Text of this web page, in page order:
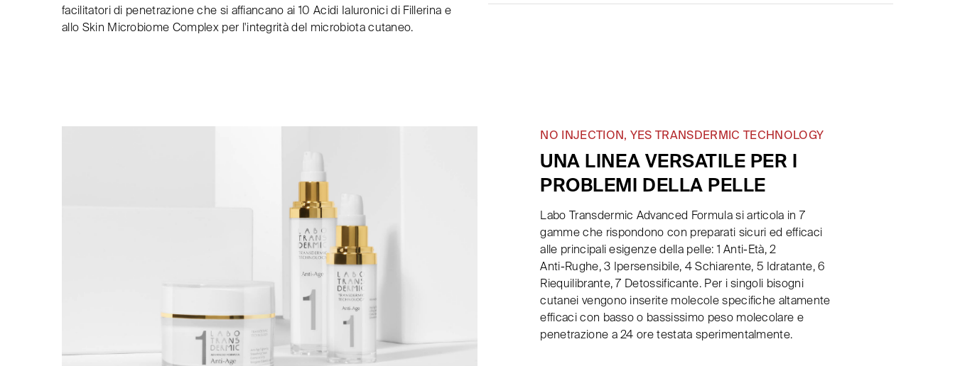
facilitatori di penetrazione che si affiancano ai 10 Acidi Ialuronici di Fillerina e
allo Skin Microbiome Complex per l'integrità del microbiota cutaneo.
NO INJECTION, YES TRANSDERMIC TECHNOLOGY
UNA LINEA VERSATILE PER I
PROBLEMI DELLA PELLE
Labo Transdermic Advanced Formula si articola in 7
gamme che rispondono con preparati sicuri ed efficaci
alle principali esigenze della pelle: 1 Anti-Età, 2
Anti-Rughe, 3 Ipersensibile, 4 Schiarente, 5 Idratante, 6
Riequilibrante, 7 Detossificante. Per i singoli bisogni
cutanei vengono inserite molecole specifiche altamente
efficaci con basso o bassissimo peso molecolare e
penetrazione a 24 ore testata sperimentalmente.